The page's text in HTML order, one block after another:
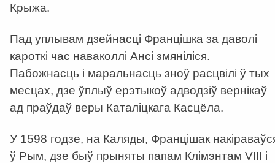
Крыжа.
Пад уплывам дзейнасці Францішка за даволі
кароткі час наваколлі Ансі змяніліся.
Пабожнасць і маральнасць зноў расцвілі ў тых
месцах, дзе ўплыў ерэтыкоў адводзіў вернікаў
ад праўдаў веры Каталіцкага Касцёла.
У 1598 годзе, на Каляды, Францішак
ў Рым, дзе быў прыняты папам Клімэнтам VIII і